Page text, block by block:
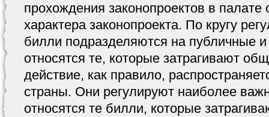
прохождения законопроектов в палате
характера законопроекта. По кругу
билли подразделяются на публичные
относятся те, которые затрагивают
действие, как правило,
страны. Они регулируют наиболее
относятся те билли, которые